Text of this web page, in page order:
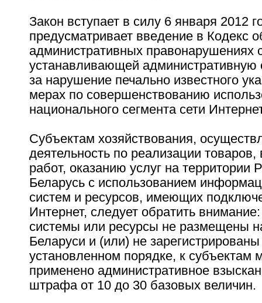
Закон вступает в силу 6 января 2012
предусматривает введение в Кодекс
административных правонарушениях
устанавливающей административную
за нарушение печально известного
мерах по совершенствованию
национального сегмента сети
Субъектам хозяйствования,
деятельность по реализации
работ, оказанию услуг на территории
Беларусь с использованием
систем и ресурсов, имеющих
Интернет, следует обратить
системы или ресурсы не размещены
Беларуси и (или) не
установленном порядке, к субъектам
применено административное
штрафа от 10 до 30 базовых величин.